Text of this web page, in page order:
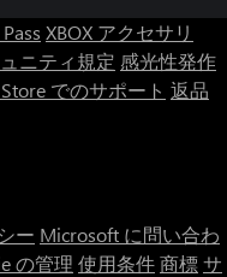
terms をご確認
ja-
さい
XBOX アクセサリ
ニティ規定 感光性発作
でのサポート 返品
ー Microsoft に問い合わ
の管理 使用条件商標サ